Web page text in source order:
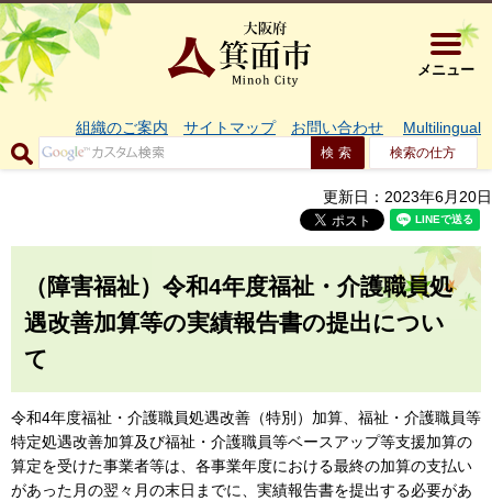
大阪府箕
メニュー
組織のご案内 サイトマップ お問い合わせ Multilingual
検索の仕方
更新日：2023年6月20日
（障害福祉）令和4年度福祉・介護職員処
遇改善加算等の実績報告書の提出につい
て
令和4年度福祉・介護職員処遇改善（特別）加算、福祉・介護職員等
特定処遇改善加算及び福祉・介護職員等ベースアップ等支援加算の
算定を受けた事業者等は、各事業年度における最終の加算の支払い
があった月の翌々月の末日までに、実績報告書を提出する必要があ